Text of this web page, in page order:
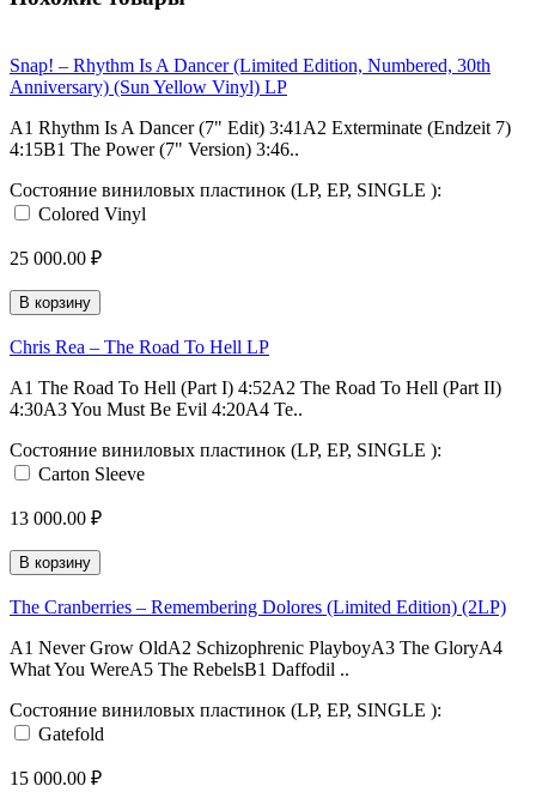
Snap! – Rhythm Is A Dancer (Limited Edition, Numbered, 30th
Anniversary) (Sun Yellow Vinyl) LP
A1 Rhythm Is A Dancer (7" Edit) 3:41A2 Exterminate (Endzeit 7)
4:15B1 The Power (7" Version) 3:46..
Состояние виниловых пластинок (LP, EP, SINGLE ):
Colored Vinyl
25 000.00 ₽
В корзину
Chris Rea – The Road To Hell LP
A1 The Road To Hell (Part I) 4:52A2 The Road To Hell (Part II)
4:30A3 You Must Be Evil 4:20A4 Te..
Состояние виниловых пластинок (LP, EP, SINGLE ):
Carton Sleeve
13 000.00 ₽
В корзину
The Cranberries – Remembering Dolores (Limited Edition) (2LP)
A1 Never Grow OldA2 Schizophrenic PlayboyA3 The GloryA4
What You WereA5 The RebelsB1 Daffodil ..
Состояние виниловых пластинок (LP, EP, SINGLE ):
Gatefold
15 000.00 ₽